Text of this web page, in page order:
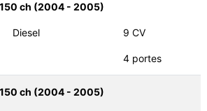
150 ch (2004 - 2005)
Diesel 9 CV
4 portes
150 ch (2004 - 2005)